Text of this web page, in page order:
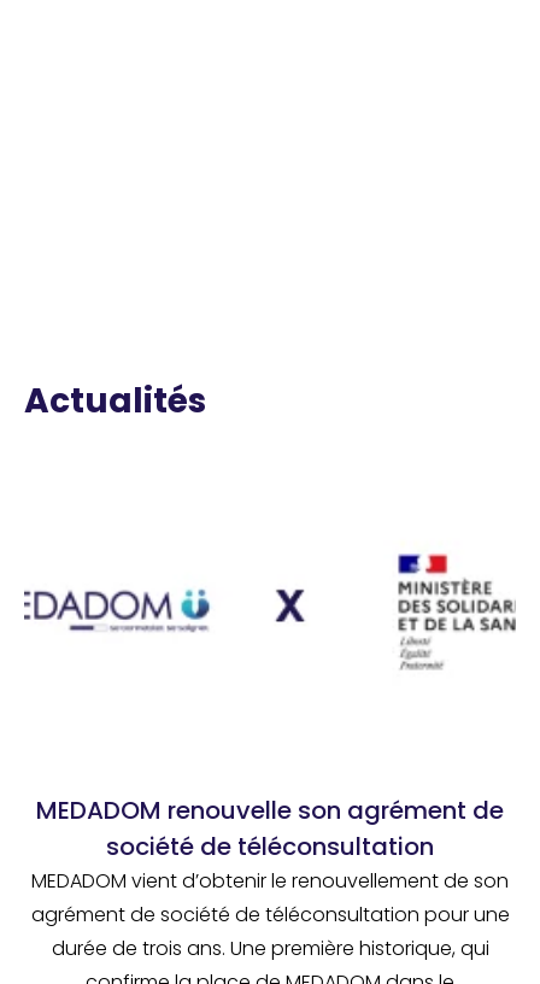
Actualités
MEDADOM renouvelle son agrément de
société de téléconsultation
MEDADOM vient d’obtenir le renouvellement de son
agrément de société de téléconsultation pour une
durée de trois ans. Une première historique, qui